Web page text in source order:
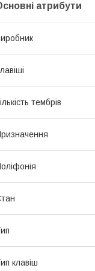
атрибути
тембрів
клавіш